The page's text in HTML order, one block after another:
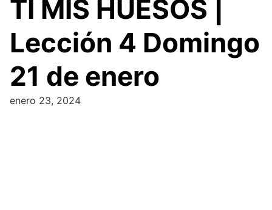
TI MIS HUESOS |
Lección 4 Domingo
21 de enero
enero 23, 2024